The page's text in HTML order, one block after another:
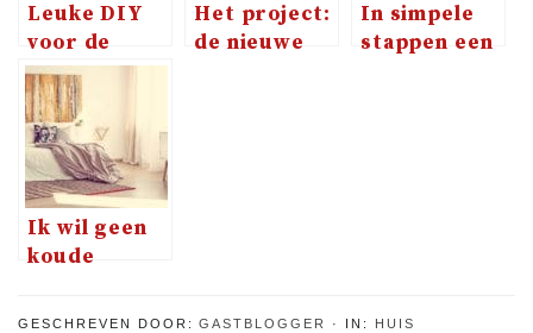
Leuke DIY
voor de
wintermaanden:
hang op die
baby- en
familiefoto’s!
Het project:
de nieuwe
In simpele
stappen een
Ik wil geen
koude
GESCHREVEN DOOR: GASTBLOGGER IN:
HUIS